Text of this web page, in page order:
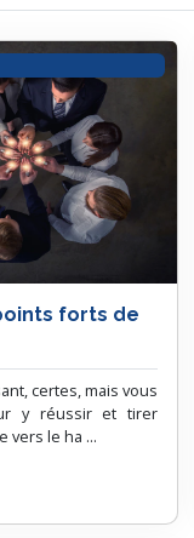
forts de
certes, mais vous
y réussir et tirer
vers le ha ...